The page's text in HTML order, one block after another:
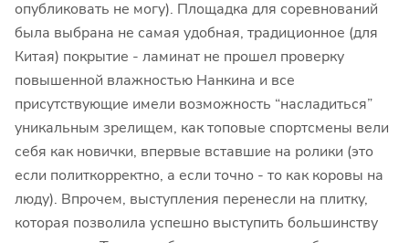
опубликовать не могу). Площадка для соревнований
была выбрана не самая удобная, традиционное (для
Китая) покрытие - ламинат не прошел проверку
повышенной влажностью Нанкина и все
присутствующие имели возможность “насладиться”
уникальным зрелищем, как топовые спортсмены вели
себя как новички, впервые вставшие на ролики (это
если политкорректно, а если точно - то как коровы на
люду). Впрочем, выступления перенесли на плитку,
которая позволила успешно выступить большинству